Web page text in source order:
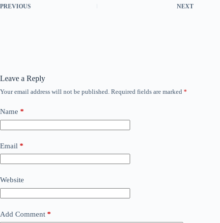
PREVIOUS NEXT
Leave a Reply
Your email address will not be published. Required fields are marked *
Name *
Email *
Website
Add Comment *